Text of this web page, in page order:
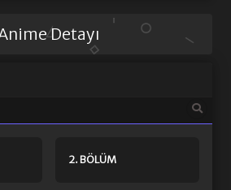
Detayı
2. BÖLÜM